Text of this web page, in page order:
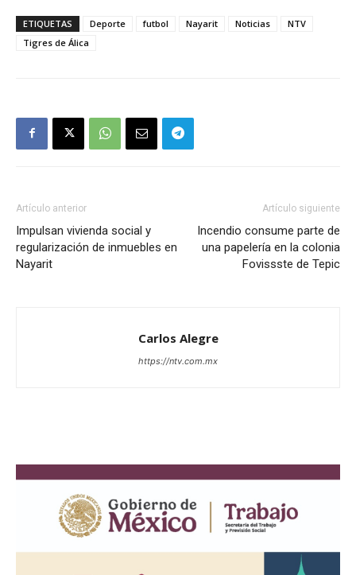
ETIQUETAS Deporte futbol Nayarit Noticias
NTV
Tigres de Álica
Artículo anterior
Impulsan vivienda social y
regularización de inmuebles en
Nayarit
Artículo siguiente
Incendio consume parte de
una papelería en la colonia
Fovissste de Tepic
Carlos Alegre
https://ntv.com.mx